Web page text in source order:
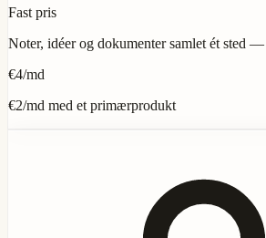
Fast pris
Noter, idéer og dokumenter samlet ét sted
€4/md
€2/md med et primærprodukt